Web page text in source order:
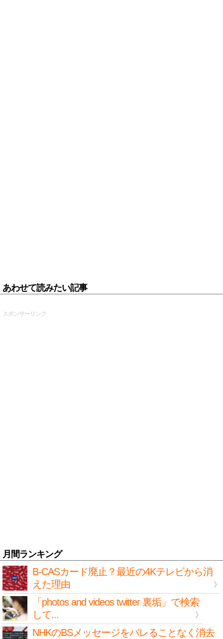
あわせて読みたい記事
スポンサーリンク
月間ランキング
B-CASカード廃止？最近の4Kテレビから消
えた理由
「photos and videos twitter 裏垢」で検索
して...
NHKのBSメッセージをバレることなく消去